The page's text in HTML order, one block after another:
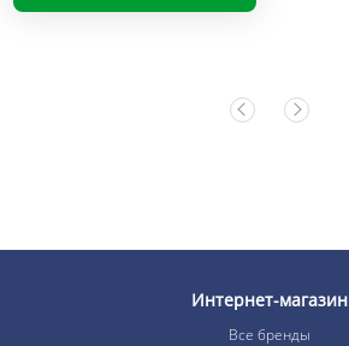
Интернет-магазин
Все бренды